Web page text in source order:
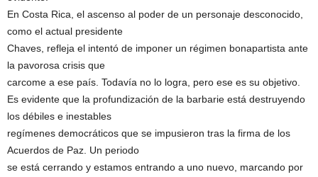
En Costa Rica, el ascenso al poder de un personaje desconocido,
como el actual presidente
Chaves, refleja el intentó de imponer un régimen bonapartista ante
la pavorosa crisis que
carcome a ese país. Todavía no lo logra, pero ese es su objetivo.
Es evidente que la profundización de la barbarie está destruyendo
los débiles e inestables
regímenes democráticos que se impusieron tras la firma de los
Acuerdos de Paz. Un periodo
se está cerrando y estamos entrando a uno nuevo, marcando por